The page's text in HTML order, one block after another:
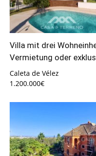
Villa mit drei
Vermietung oder
Caleta de Vélez
1.200.000€